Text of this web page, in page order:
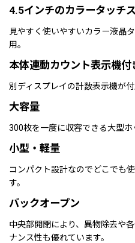
4.5インチのカラータッチ
見やすく使いやすいカラー液晶
用。
本体連動カウント表示機付
別ディスプレイの計数表示機が付
大容量
300枚を一度に収容できる大型ホ
小型・軽量
コンパクト設計なのでどこでも
す。
バックオープン
中央部開閉により、異物除去や
ナンス性も優れています。